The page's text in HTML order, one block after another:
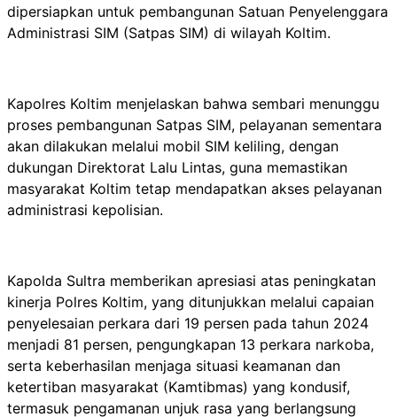
dipersiapkan untuk pembangunan Satuan Penyelenggara
Administrasi SIM (Satpas SIM) di wilayah Koltim.
Kapolres Koltim menjelaskan bahwa sembari menunggu
proses pembangunan Satpas SIM, pelayanan sementara
akan dilakukan melalui mobil SIM keliling, dengan
dukungan Direktorat Lalu Lintas, guna memastikan
masyarakat Koltim tetap mendapatkan akses pelayanan
administrasi kepolisian.
Kapolda Sultra memberikan apresiasi atas peningkatan
kinerja Polres Koltim, yang ditunjukkan melalui capaian
penyelesaian perkara dari 19 persen pada tahun 2024
menjadi 81 persen, pengungkapan 13 perkara narkoba,
serta keberhasilan menjaga situasi keamanan dan
ketertiban masyarakat (Kamtibmas) yang kondusif,
termasuk pengamanan unjuk rasa yang berlangsung